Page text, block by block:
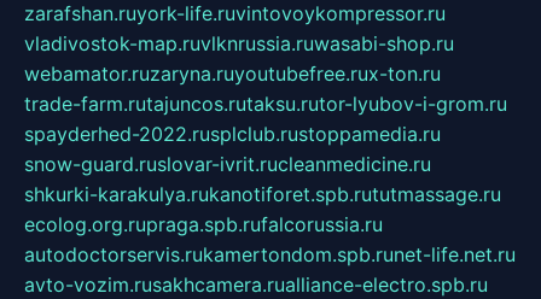
zarafshan.ruyork-life.ruvintovoykompressor.ru
vladivostok-map.ruvlknrussia.ruwasabi-shop.ru
webamator.ruzaryna.ruyoutubefree.rux-ton.ru
trade-farm.rutajuncos.rutaksu.rutor-lyubov-i-grom.ru
spayderhed-2022.rusplclub.rustoppamedia.ru
snow-guard.ruslovar-ivrit.rucleanmedicine.ru
shkurki-karakulya.rukanotiforet.spb.rututmassage.ru
ecolog.org.rupraga.spb.rufalcorussia.ru
autodoctorservis.rukamertondom.spb.runet-life.net.ru
avto-vozim.rusakhcamera.rualliance-electro.spb.ru